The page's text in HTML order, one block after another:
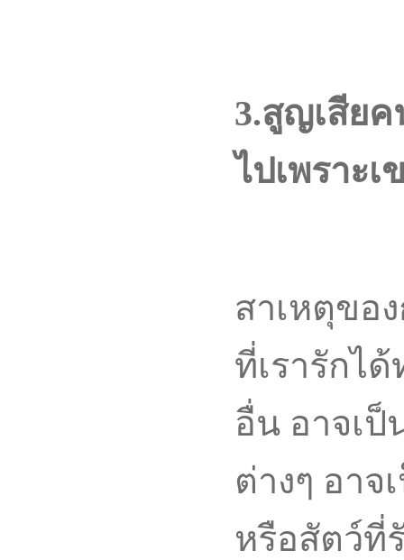
3.สูญเสียค
ไปเพราะเ
สาเหตุขอ
ที่เรารักไ
อื่น อาจเ
ต่างๆ อา
หรือสัตว์ที่